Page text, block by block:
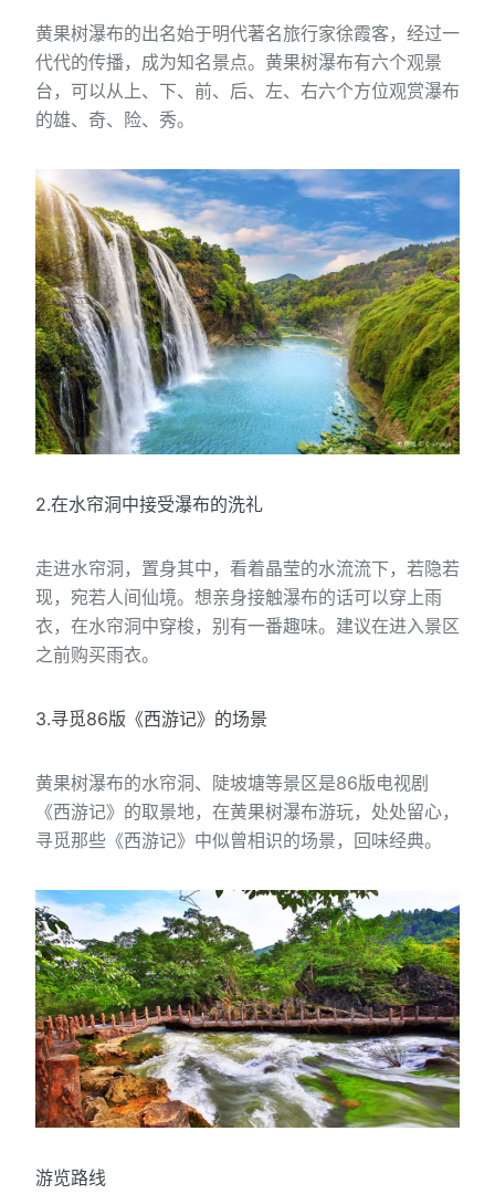
黄果树瀑布的出名始于明代著名旅行家徐霞客，经过一
代代的传播，成为知名景点。黄果树瀑布有六个观景
台，可以从上、下、前、后、左、右六个方位观赏瀑布
的雄、奇、险、秀。
2.在水帘洞中接受瀑布的洗礼
走进水帘洞，置身其中，看着晶莹的水流流下，若隐若
现，宛若人间仙境。想亲身接触瀑布的话可以穿上雨
衣，在水帘洞中穿梭，别有一番趣味。建议在进入景区
之前购买雨衣。
3.寻觅86版《西游记》的场景
黄果树瀑布的水帘洞、陡坡塘等景区是86版电视剧
《西游记》的取景地，在黄果树瀑布游玩，处处留心，
寻觅那些《西游记》中似曾相识的场景，回味经典。
游览路线